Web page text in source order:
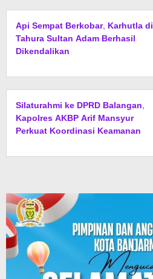
Api Sempat Berkobar, Karhutla di
Tahura Sultan Adam Berhasil
Dikendalikan
Silaturahmi ke DPRD Balangan,
Kapolres AKBP Arif Mansyur
Perkuat Koordinasi Keamanan